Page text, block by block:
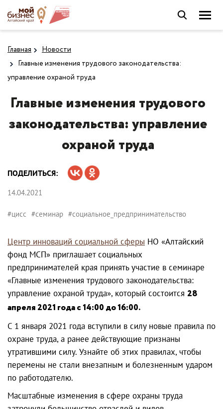
Главная
Новости
Главные изменения трудового законодательства:
управление охраной труда
Главные изменения трудового
законодательства: управление
охраной труда
ПОДЕЛИТЬСЯ:
14.04.2021
#цисс #семинар #социальное_предпринимательство
Центр инноваций социальной сферы НО «Алтайский
фонд МСП» приглашает социальных
предпринимателей края принять участие в семинаре
«Главные изменения трудового законодательства:
управление охраной труда», который состоится 28
апреля 2021 года с 14:00 до 16:00.
С 1 января 2021 года вступили в силу новые правила по
охране труда, а ранее действующие признаны
утратившими силу. Узнайте об этих правилах, чтобы
перемены не стали внезапным и болезненным ударом
по работодателю.
Масштабные изменения в сфере охраны труда